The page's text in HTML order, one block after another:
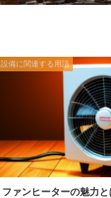
設備に関連する用語
ファンヒーターの魅力と